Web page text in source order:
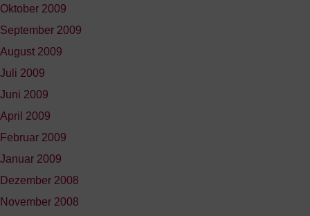
Oktober 2009
September 2009
August 2009
Juli 2009
Juni 2009
April 2009
Februar 2009
Januar 2009
Dezember 2008
November 2008